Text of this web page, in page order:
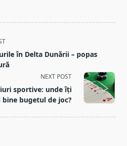
în Delta Dunării – popas
NEXT POST
sportive: unde îți
bugetul de joc?